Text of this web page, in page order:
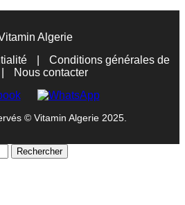
Conditions générales de
Nous contacter
© Vitamin Algerie 2025.
Rechercher